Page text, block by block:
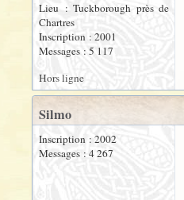
Lieu : Tuckborough près de
Chartres
Inscription : 2001
Messages : 5 117
Hors ligne
Silmo
Inscription : 2002
Messages : 4 267